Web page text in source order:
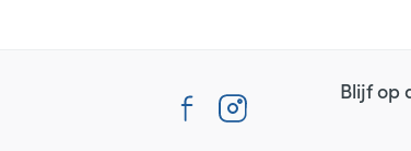
Blijf op